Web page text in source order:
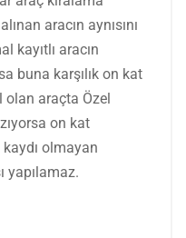
aracın aynısını
kayıtlı aracın
buna karşılık on kat
olan araçta Özel
on kat
olmayan
yapılamaz.